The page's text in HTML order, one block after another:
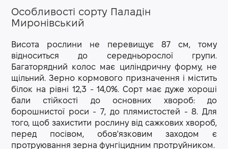
Особливості сорту Паладін
Миронівський
Висота рослини не перевищує 87 см, тому
відноситься до середньорослої групи.
Багаторядний колос має циліндричну форму, не
щільний. Зерно кормового призначення і містить
білок на рівні 12,3 - 14,0%. Сорт має дуже хороші
бали стійкості до основних хвороб: до
борошнистої роси - 7, до плямистостей - 8. Для
того, щоб захистити рослину від сажкових хвороб,
перед посівом, обов'язковим заходом є
протруювання зерна фунгіцидним протруйником.